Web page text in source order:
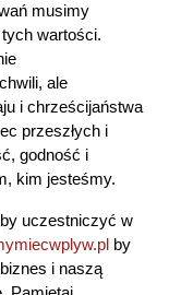
musimy
wartości.
ale
i chrześcijaństwa
przeszłych i
godność i
kim jesteśmy.
uczestniczyć w
by
i naszą